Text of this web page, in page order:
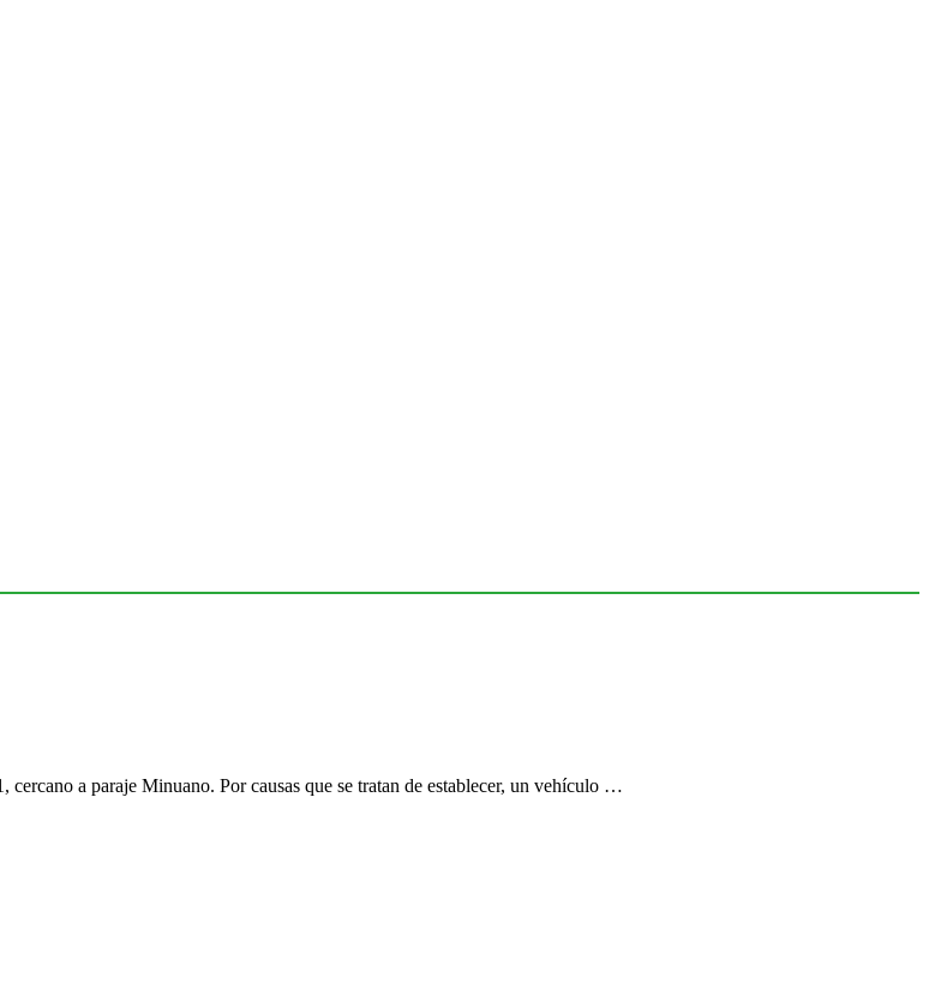
a paraje Minuano. Por causas que se tratan de establecer, un vehículo …